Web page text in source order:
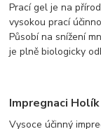
Prací gel je na
vysokou prací
Působí na snížení
je plně biologicky
Impregnaci Holík
Vysoce účinný